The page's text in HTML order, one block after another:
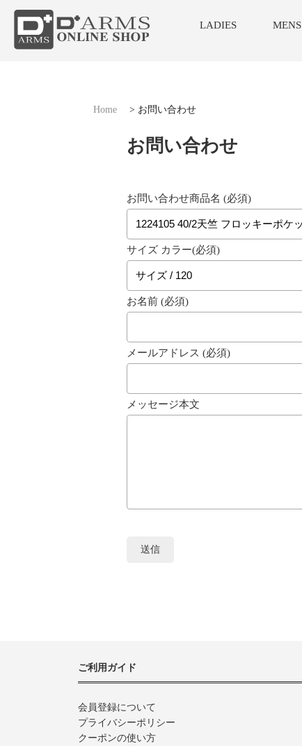
LADIES MENS
Home > お問い合わせ
お問い合わせ
お問い合わせ商品名 (必須)
サイズ カラー(必須)
お名前 (必須)
メールアドレス (必須)
メッセージ本文
ご利用ガイド
会員登録について
プライバシーポリシー
クーポンの使い方